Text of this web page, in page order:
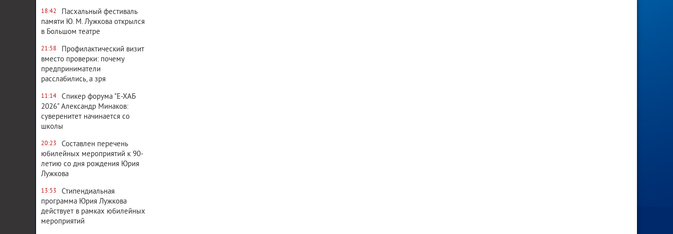
18:42
Пасхальный фестиваль
памяти Ю. М. Лужкова открылся
в Большом театре
21:58
Профилактический визит
вместо проверки: почему
предприниматели
расслабились, а зря
11:14
Спикер форума "Е-ХАБ
2026" Александр Минаков:
суверенитет начинается со
школы
20:23
Составлен перечень
юбилейных мероприятий к 90-
летию со дня рождения Юрия
Лужкова
13:53
Стипендиальная
программа Юрия Лужкова
действует в рамках юбилейных
мероприятий